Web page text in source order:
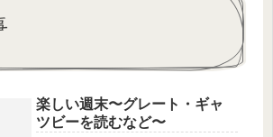
楽しい週末〜グレート・ギャ
ツビーを読むなど〜